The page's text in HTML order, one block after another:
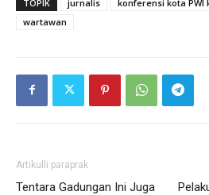
TOPIK jurnalis konferensi kota PWI
wartawan
Artikulli paraprak
Tentara Gadungan Ini Juga